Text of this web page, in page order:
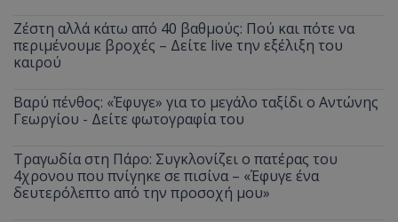
Ζέστη αλλά κάτω από 40 βαθμούς: Πού και πότε να
περιμένουμε βροχές – Δείτε live την εξέλιξη του
καιρού
Βαρύ πένθος: «Έφυγε» για το μεγάλο ταξίδι ο Αντώνης
Γεωργίου - Δείτε φωτογραφία του
Τραγωδία στη Πάρο: Συγκλονίζει ο πατέρας του
4χρονου που πνίγηκε σε πισίνα – «Έφυγε ένα
δευτερόλεπτο από την προσοχή μου»